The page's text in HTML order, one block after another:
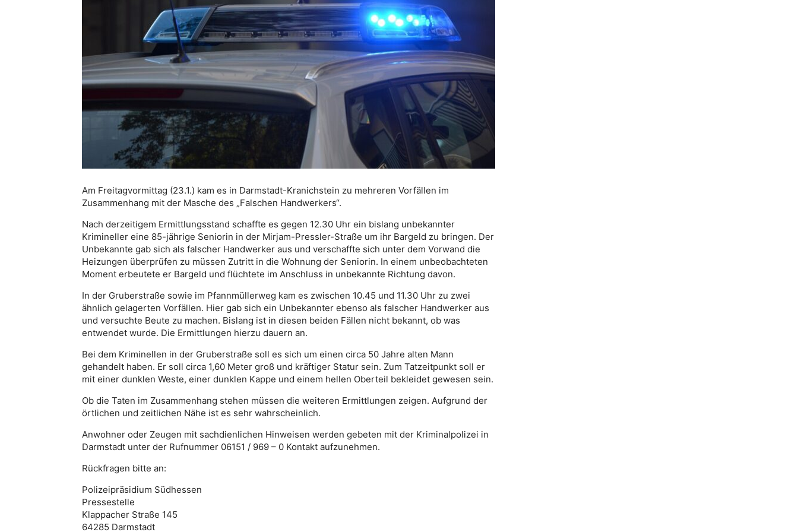
Am Freitagvormittag (23.1.) kam es in Darmstadt-Kranichstein zu mehreren Vorfällen im
Zusammenhang mit der Masche des „Falschen Handwerkers“.
Nach derzeitigem Ermittlungsstand schaffte es gegen 12.30 Uhr ein bislang unbekannter
Krimineller eine 85-jährige Seniorin in der Mirjam-Pressler-Straße um ihr Bargeld zu bringen. Der
Unbekannte gab sich als falscher Handwerker aus und verschaffte sich unter dem Vorwand die
Heizungen überprüfen zu müssen Zutritt in die Wohnung der Seniorin. In einem unbeobachteten
Moment erbeutete er Bargeld und flüchtete im Anschluss in unbekannte Richtung davon.
In der Gruberstraße sowie im Pfannmüllerweg kam es zwischen 10.45 und 11.30 Uhr zu zwei
ähnlich gelagerten Vorfällen. Hier gab sich ein Unbekannter ebenso als falscher Handwerker aus
und versuchte Beute zu machen. Bislang ist in diesen beiden Fällen nicht bekannt, ob was
entwendet wurde. Die Ermittlungen hierzu dauern an.
Bei dem Kriminellen in der Gruberstraße soll es sich um einen circa 50 Jahre alten Mann
gehandelt haben. Er soll circa 1,60 Meter groß und kräftiger Statur sein. Zum Tatzeitpunkt soll er
mit einer dunklen Weste, einer dunklen Kappe und einem hellen Oberteil bekleidet gewesen sein.
Ob die Taten im Zusammenhang stehen müssen die weiteren Ermittlungen zeigen. Aufgrund der
örtlichen und zeitlichen Nähe ist es sehr wahrscheinlich.
Anwohner oder Zeugen mit sachdienlichen Hinweisen werden gebeten mit der Kriminalpolizei in
Darmstadt unter der Rufnummer 06151 / 969 – 0 Kontakt aufzunehmen.
Rückfragen bitte an:
Polizeipräsidium Südhessen
Pressestelle
Klappacher Straße 145
64285 Darmstadt